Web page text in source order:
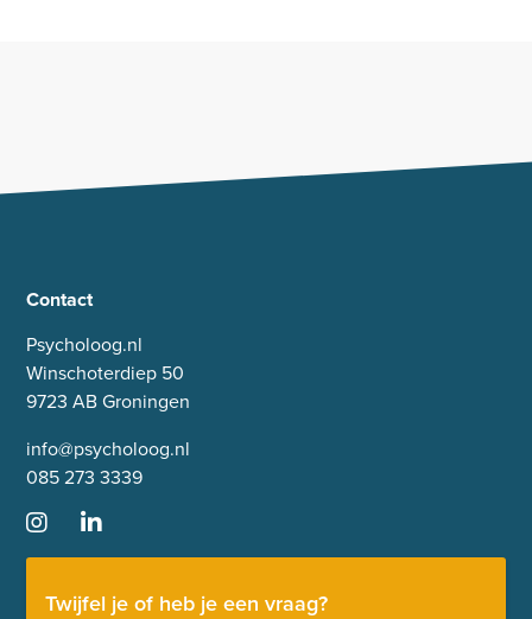
Contact
Psycholoog.nl
Winschoterdiep 50
9723 AB Groningen
info@psycholoog.nl
085 273 3339
Twijfel je of heb je een vraag?